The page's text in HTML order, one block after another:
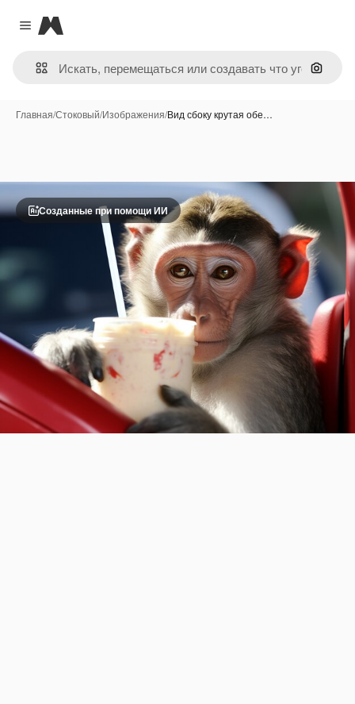
Close menu
Magnific
Поиск
Главная/Стоковый/Изображения/Вид сбоку крутая обе…
Созданные при помощи ИИ